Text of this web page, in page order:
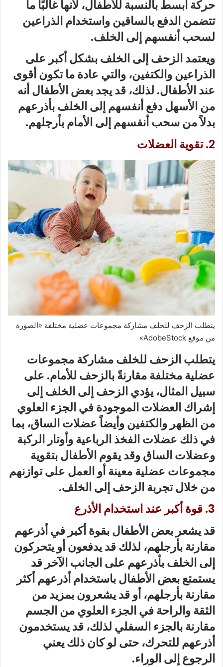
حركة أبسط بالنسبة للأطفال، لأنها غالبًا ما
تتضمن الدفع بالساقين واستخدام الذراعين
لسحب أنفسهم إلى الخلف.
ويعتمد الزحف إلى الخلف بشكل أكبر على
الذراعين والكتفين، والتي عادة ما تكون أقوى
عند الأطفال. لذلك، قد يجد بعض الأطفال أنه
من الأسهل دفع أنفسهم إلى الخلف بأذرعهم
بدلاً من سحب أنفسهم إلى الأمام بأرجلهم.
2. تقوية العضلات
يتطلب الزحف للخلف مشاركة مجموعات عضلية مختلفة «الصورة
من موقع AdobeStock»
يتطلب الزحف للخلف مشاركة مجموعات
عضلية مختلفة مقارنةً بالزحف للأمام. على
سبيل المثال، يؤدي الزحف إلى الخلف إلى
إشراك العضلات الموجودة في الجزء العلوي
من الظهر والكتفين وأيضاً عضلات الساق، بما
في ذلك عضلات الفخذ الرباعية وأوتار الركبة
وعضلات الساق وقد يقوم الأطفال بتقوية
مجموعات عضلية معينة أو العمل على توازنهم
من خلال تجربة الزحف إلى الخلف.
3. قوة أكبر عند استخدام الأذرع
قد يشعر بعض الأطفال بقوة أكبر في أذرعهم
مقارنة بأرجلهم، لذلك قد يدفعون أو يتحركون
إلى الخلف بأذرعهم على الجانب الآخر قد
يستمتع بعض الأطفال باستخدام أذرعهم أكثر
مقارنة بأرجلهم، أو قد يشعرون بمزيد من
الثقة والراحة في الجزء العلوي من الجسم
مقارنة بالجزء السفلي لذلك، قد يستخدمون
أذرعهم للتحرك، حتى لو كان ذلك يعني
الرجوع إلى الوراء.